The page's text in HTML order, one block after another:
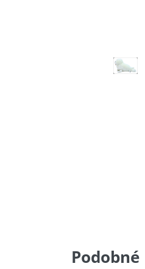
Podobné